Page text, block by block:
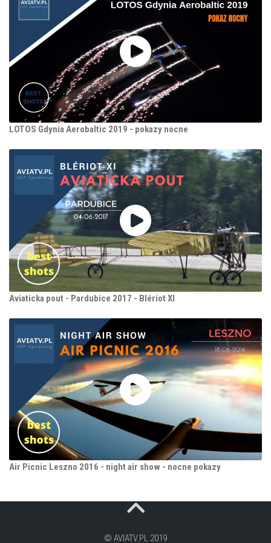
LOTOS Gdynia Aerobaltic 2019 - pokazy nocne
Aviaticka pout - Pardubice 2017 - Blériot XI
Air Picnic Leszno 2016 - night air show - nocne pokazy
© AVIATV.PL 2019